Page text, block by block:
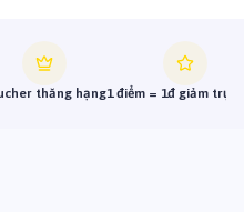
thăng hạng1 điểm = 1đ giảm trực